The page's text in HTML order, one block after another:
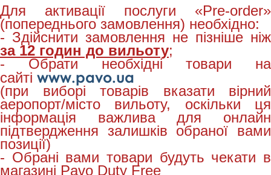
Для активації послуги «Pre-order»
(попереднього замовлення) необхідно:
- Здійснити замовлення не пізніше ніж
за 12 годин до вильоту;
- Обрати необхідні товари на
сайті www.pavo.ua
(при виборі товарів вказати вірний
аеропорт/місто вильоту, оскільки ця
інформація важлива для онлайн
підтвердження залишків обраної вами
позиції)
- Обрані вами товари будуть чекати в
магазині Pavo Duty Free